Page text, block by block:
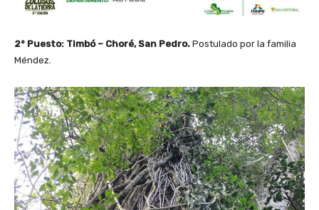
2° Puesto: Timbó – Choré, San Pedro. Postulado por la familia
Méndez.